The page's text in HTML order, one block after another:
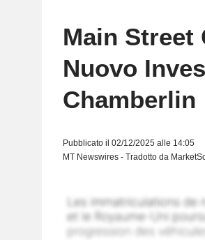
Main Street
Nuovo
Chamberlin
Pubblicato il 02/12/2025 alle 14:05
MT Newswires - Tradotto da